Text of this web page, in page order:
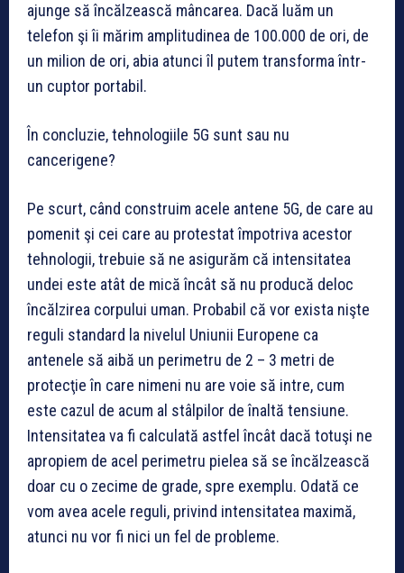
ajunge să încălzească mâncarea. Dacă luăm un
telefon şi îi mărim amplitudinea de 100.000 de ori, de
un milion de ori, abia atunci îl putem transforma într-
un cuptor portabil.
În concluzie, tehnologiile 5G sunt sau nu
cancerigene?
Pe scurt, când construim acele antene 5G, de care au
pomenit şi cei care au protestat împotriva acestor
tehnologii, trebuie să ne asigurăm că intensitatea
undei este atât de mică încât să nu producă deloc
încălzirea corpului uman. Probabil că vor exista nişte
reguli standard la nivelul Uniunii Europene ca
antenele să aibă un perimetru de 2 – 3 metri de
protecţie în care nimeni nu are voie să intre, cum
este cazul de acum al stâlpilor de înaltă tensiune.
Intensitatea va fi calculată astfel încât dacă totuşi ne
apropiem de acel perimetru pielea să se încălzească
doar cu o zecime de grade, spre exemplu. Odată ce
vom avea acele reguli, privind intensitatea maximă,
atunci nu vor fi nici un fel de probleme.